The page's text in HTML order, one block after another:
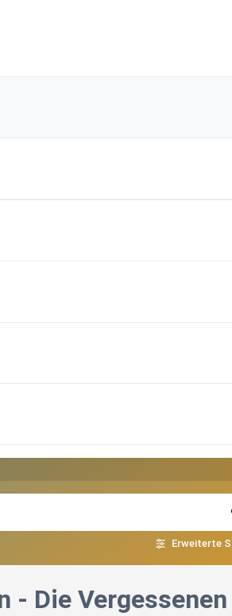
Erweiterte
- Die